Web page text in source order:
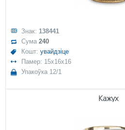
Знак: 138441
Сума240
Кошт:увайдзіце
Памер: 15x16x16
Упакоўка 12/1
Кажух